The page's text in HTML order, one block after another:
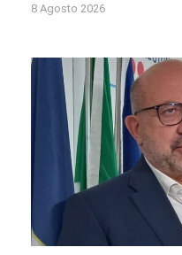
8 Agosto 2026